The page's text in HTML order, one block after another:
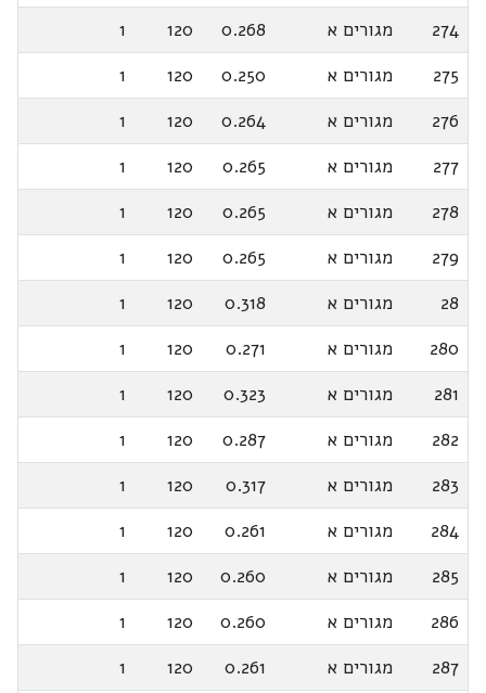
274
מגורים א 0.268
120
1
275
מגורים א 0.250
120
1
276
מגורים א 0.264
120
1
277
מגורים א 0.265
120
1
278
מגורים א 0.265
120
1
279
מגורים א 0.265
120
1
28
מגורים א 0.318
120
1
280
מגורים א 0.271
120
1
281
מגורים א 0.323
120
1
282
מגורים א 0.287
120
1
283
מגורים א 0.317
120
1
284
מגורים א 0.261
120
1
285
מגורים א 0.260
120
1
286
מגורים א 0.260
120
1
287
מגורים א 0.261
120
1